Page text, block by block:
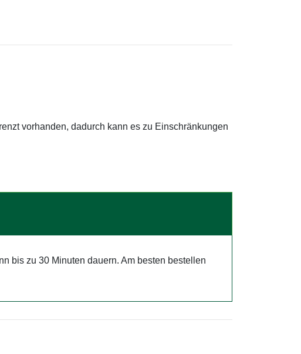
vorhanden, dadurch kann es zu Einschränkungen
bis zu 30 Minuten dauern. Am besten bestellen